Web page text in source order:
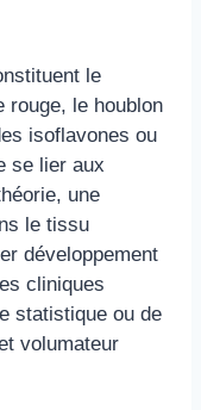
le
rouge, le houblon
isoflavones ou
se lier aux
une
le tissu
développement
cliniques
statistique ou de
volumateur